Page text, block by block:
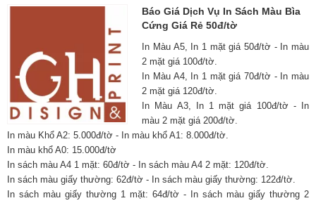
Báo Giá Dịch Vụ In Sách Màu Bìa
Cứng Giá Rẻ 50đ/tờ
In Màu A5, In 1 mặt giá 50đ/tờ - In màu
2 mặt giá 100đ/tờ.
In Màu A4, In 1 mặt giá 70đ/tờ - In màu
2 mặt giá 120đ/tờ.
In Màu A3, In 1 mặt giá 100đ/tờ - In
màu 2 mặt giá 200đ/tờ.
In màu Khổ A2: 5.000đ/tờ - In màu khổ A1: 8.000đ/tờ.
In màu khổ A0: 15.000đ/tờ
In sách màu A4 1 mặt: 60đ/tờ - In sách màu A4 2 mặt: 120đ/tờ.
In sách màu giấy thường: 62đ/tờ - In sách màu giấy thường: 122đ/tờ.
In sách màu giấy thường 1 mặt: 64đ/tờ - In sách màu giấy thường 2